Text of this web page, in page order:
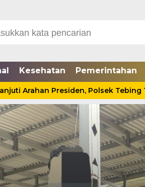
Kesehatan Pemerintahan
Arahan Presiden, Polsek Tebing